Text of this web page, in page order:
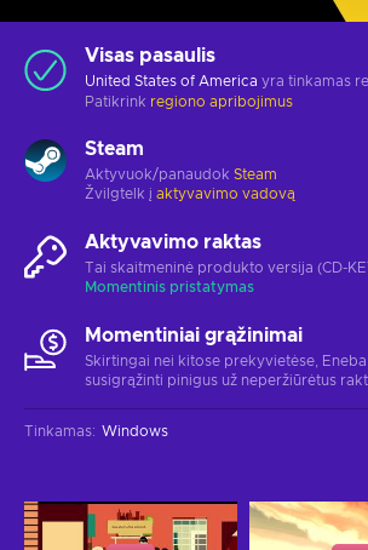
Visas pasaulis
United States of America yra tinkamas
Patikrink regiono apribojimus
Steam
Aktyvuok/panaudok Steam
Žvilgtelk į aktyvavimo vadovą
Aktyvavimo raktas
Tai skaitmeninė produkto versija (CD-
Momentinis pristatymas
Momentiniai grąžinimai
Skirtingai nei kitose prekyvietėse,
susigrąžinti pinigus už neperžiūrėtus
Tinkamas: Windows